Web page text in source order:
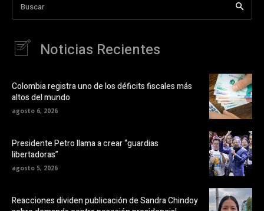
Buscar
Noticias Recientes
Colombia registra uno de los déficits fiscales más
altos del mundo
agosto 6, 2026
Presidente Petro llama a crear “guardias
libertadoras”
agosto 5, 2026
Reacciones dividen publicación de Sandra Chindoy